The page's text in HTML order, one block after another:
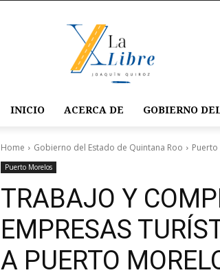
INICIO ACERCA DE GOBIERNO
Home Gobierno del Estado de Quintana Roo
Puerto Morelos
TRABAJO Y
EMPRESAS
A PUERTO